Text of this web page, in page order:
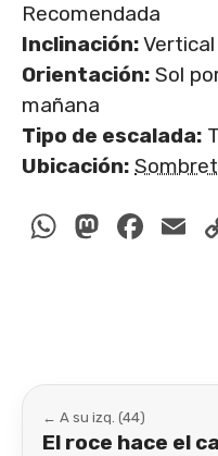
Recomendada
Inclinación:Vertical
Orientación: Sol
mañana
Tipo de escalada:
Ubicación:
← A su izq. (44)
El roce hace el